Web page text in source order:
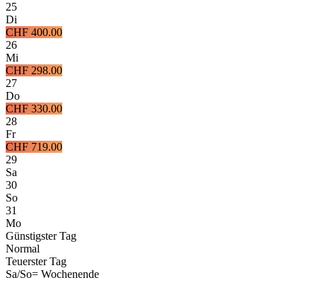
25
Di
CHF 400.00
26
Mi
CHF 298.00
27
Do
CHF 330.00
28
Fr
CHF 719.00
29
Sa
30
So
31
Mo
Günstigster Tag
Normal
Teuerster Tag
Sa/So= Wochenende